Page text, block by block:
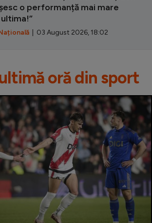
o performanță mai mare
| 03 August 2026, 18:02
oră din sport